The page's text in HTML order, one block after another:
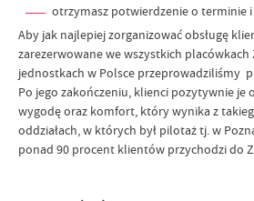
otrzymasz potwierdzenie o terminie
Aby jak najlepiej zorganizować obsługę
zarezerwowane we wszystkich placówkach
jednostkach w Polsce przeprowadziliśmy
Po jego zakończeniu, klienci pozytywnie je
wygodę oraz komfort, który wynika z
oddziałach, w których był pilotaż tj. w
ponad 90 procent klientów przychodzi do